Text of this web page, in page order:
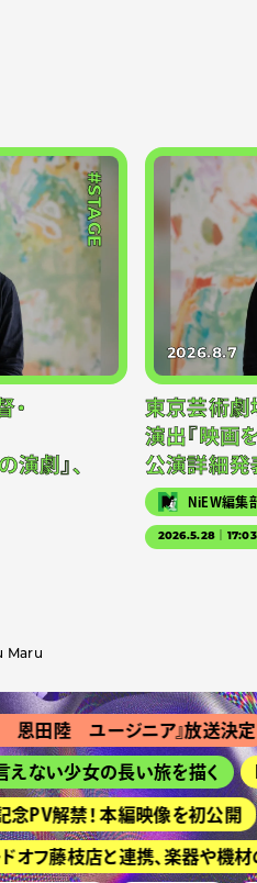
#STAGE
・
劇』、
2026.8.7
東京芸術劇
演出『映画
公演詳細発
NiEW編集
2026.5.28｜17:03
Maru
恩田陸 ユージニア』放送決定
えない少女の長い旅を描く
PV解禁！ 本編映像を初公開
フ藤枝店と連携、楽器や機材